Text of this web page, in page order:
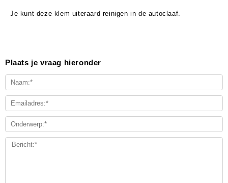
Je kunt deze klem uiteraard reinigen in de autoclaaf.
Plaats je vraag hieronder